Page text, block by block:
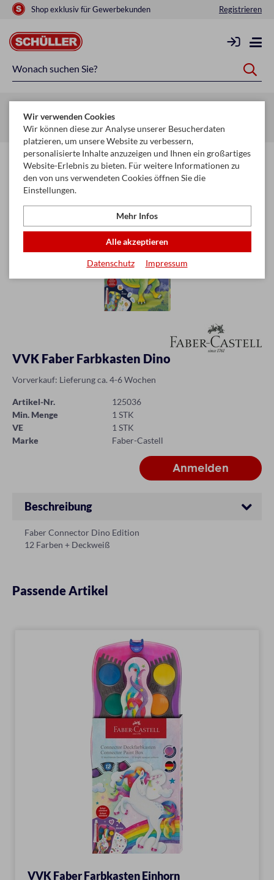
Shop exklusiv für Gewerbekunden Registrieren
Startseite Schule & Büro Schul-Vorverkauf 2026
VVK Faber Farbkasten Dino
Vorverkauf: Lieferung ca. 4-6 Wochen
Artikel-Nr.
125036
Min. Menge
1 STK
VE
1 STK
Marke
Faber-Castell
Beschreibung
Faber Connector Dino Edition
12 Farben + Deckweiß
Passende Artikel
VVK Faber Farbkasten Einhorn
Wir verwenden Cookies
Wir können diese zur Analyse unserer Besucherdaten
platzieren, um unsere Website zu verbessern,
personalisierte Inhalte anzuzeigen und Ihnen ein großartiges
Website-Erlebnis zu bieten. Für weitere Informationen zu
den von uns verwendeten Cookies öffnen Sie die
Einstellungen.
Mehr Infos
Alle akzeptieren
Datenschutz Impressum